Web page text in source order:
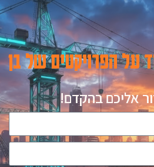
על הפרויקטים של בן
אליכם בהקדם!